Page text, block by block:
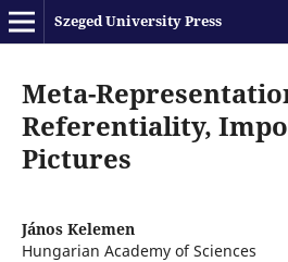
Szeged University Press
Meta-
Referentiality,
Pictures
János Kelemen
Hungarian Academy of Sciences